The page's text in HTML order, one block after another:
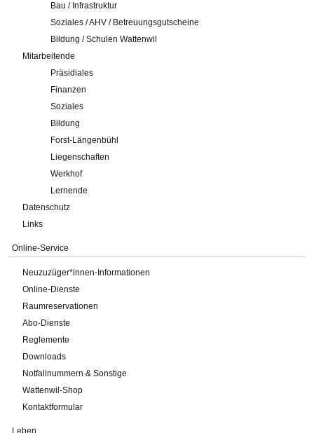
Bau / Infrastruktur
Soziales / AHV / Betreuungsgutscheine
Bildung / Schulen Wattenwil
Mitarbeitende
Präsidiales
Finanzen
Soziales
Bildung
Forst-Längenbühl
Liegenschaften
Werkhof
Lernende
Datenschutz
Links
Online-Service
Neuzuzüger*innen-Informationen
Online-Dienste
Raumreservationen
Abo-Dienste
Reglemente
Downloads
Notfallnummern & Sonstige
Wattenwil-Shop
Kontaktformular
Leben